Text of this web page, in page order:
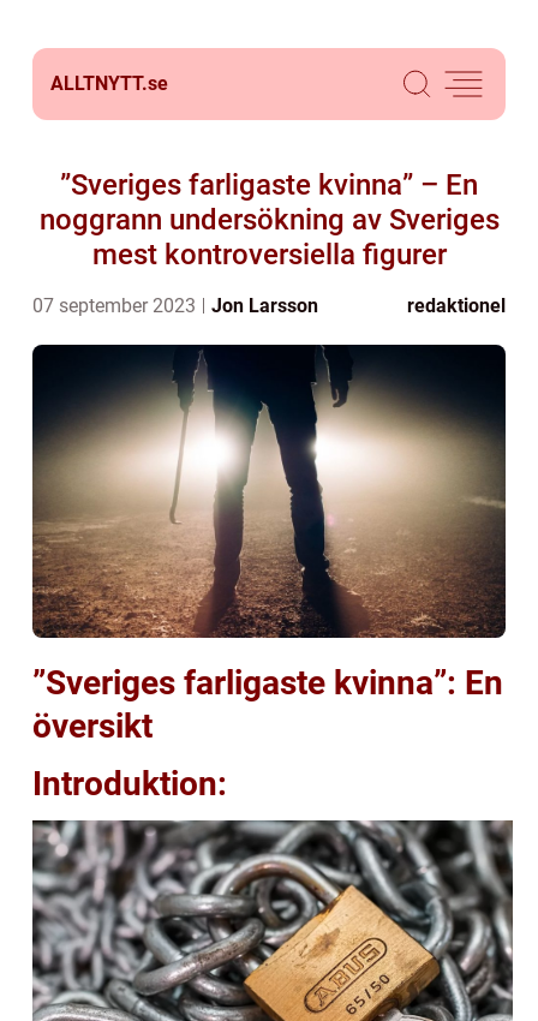
ALLTNYTT.se
”Sveriges farligaste kvinna” – En
noggrann undersökning av Sveriges
mest kontroversiella figurer
07 september 2023 Jon Larsson redaktionel
”Sveriges farligaste kvinna”: En
översikt
Introduktion: